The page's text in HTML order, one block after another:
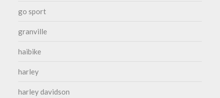
go sport
granville
haibike
harley
harley davidson